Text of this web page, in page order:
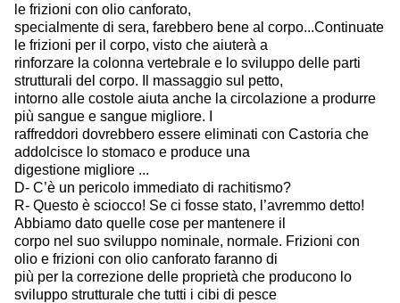
le frizioni con olio canforato,
specialmente di sera, farebbero bene al corpo...Continuate
le frizioni per il corpo, visto che aiuterà a
rinforzare la colonna vertebrale e lo sviluppo delle parti
strutturali del corpo. Il massaggio sul petto,
intorno alle costole aiuta anche la circolazione a produrre
più sangue e sangue migliore. I
raffreddori dovrebbero essere eliminati con Castoria che
addolcisce lo stomaco e produce una
digestione migliore ...
D- C’è un pericolo immediato di rachitismo?
R- Questo è sciocco! Se ci fosse stato, l’avremmo detto!
Abbiamo dato quelle cose per mantenere il
corpo nel suo sviluppo nominale, normale. Frizioni con
olio e frizioni con olio canforato faranno di
più per la correzione delle proprietà che producono lo
sviluppo strutturale che tutti i cibi di pesce